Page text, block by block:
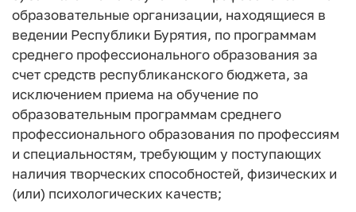
образовательные организации, находящиеся в
ведении Республики Бурятия, по программам
среднего профессионального образования за
счет средств республиканского бюджета, за
исключением приема на обучение по
образовательным программам среднего
профессионального образования по профессиям
и специальностям, требующим у поступающих
наличия творческих способностей, физических и
(или) психологических качеств;